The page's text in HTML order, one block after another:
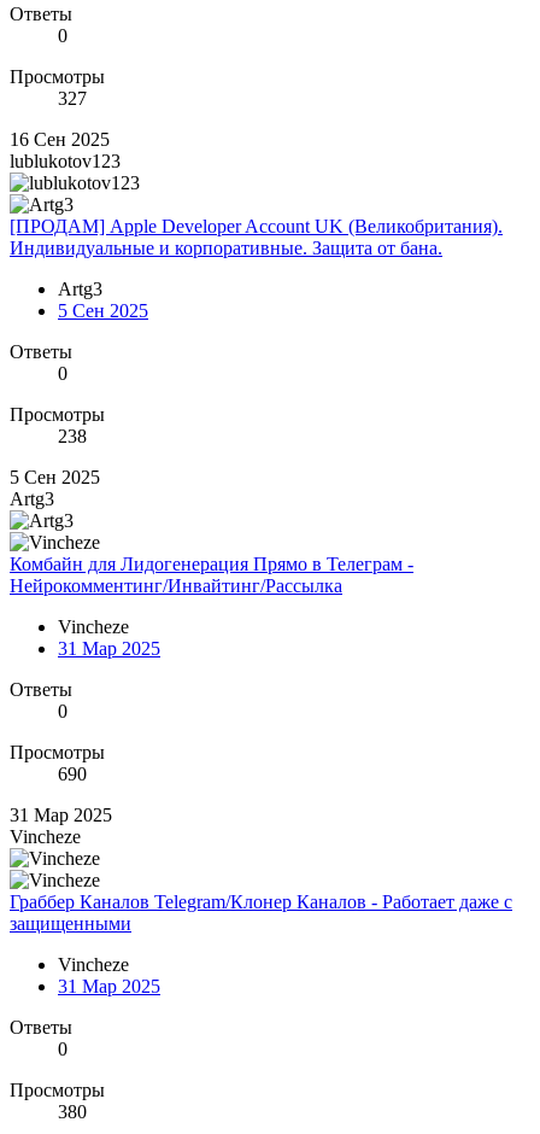
Ответы
0
Просмотры
327
16 Сен 2025
lublukotov123
[ПРОДАМ] Apple Developer Account UK (Великобритания).
Индивидуальные и корпоративные. Защита от бана.
Аrtg3
5 Сен 2025
Ответы
0
Просмотры
238
5 Сен 2025
Аrtg3
Комбайн для Лидогенерация Прямо в Телеграм -
Нейрокомментинг/Инвайтинг/Рассылка
Vincheze
31 Мар 2025
Ответы
0
Просмотры
690
31 Мар 2025
Vincheze
Граббер Каналов Telegram/Клонер Каналов - Работает даже с
защищенными
Vincheze
31 Мар 2025
Ответы
0
Просмотры
380